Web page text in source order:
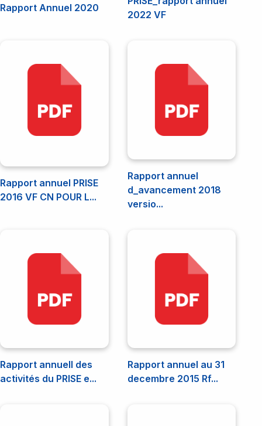
Kwango
Contrats
Contrat de travaux
Appel a manifestation d'intérêt
Rapport Annuel 2020
2022 VF
Rapport annuel PRISE
2016 VF CN POUR L...
Rapport annuel
d_avancement 2018
versio...
Rapport annuell des
activités du PRISE e...
Rapport annuel au 31
decembre 2015 Rf...